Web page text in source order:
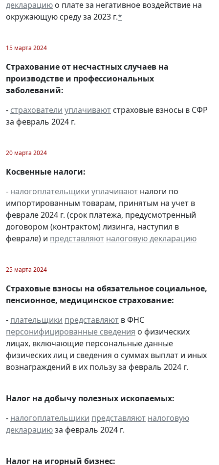
декларацию о плате за негативное воздействие на
окружающую среду за 2023 г.*
15 марта 2024
Страхование от несчастных случаев на
производстве и профессиональных
заболеваний:
- страхователи уплачивают страховые взносы в СФР
за февраль 2024 г.
20 марта 2024
Косвенные налоги:
- налогоплательщики уплачивают налоги по
импортированным товарам, принятым на учет в
феврале 2024 г. (срок платежа, предусмотренный
договором (контрактом) лизинга, наступил в
феврале) и представляют налоговую декларацию
25 марта 2024
Страховые взносы на обязательное социальное,
пенсионное, медицинское страхование:
- плательщики представляют в ФНС
персонифицированные сведения о физических
лицах, включающие персональные данные
физических лиц и сведения о суммах выплат и иных
вознаграждений в их пользу за февраль 2024 г.
Налог на добычу полезных ископаемых:
- налогоплательщики представляют налоговую
декларациюза февраль 2024 г.
Налог на игорный бизнес: